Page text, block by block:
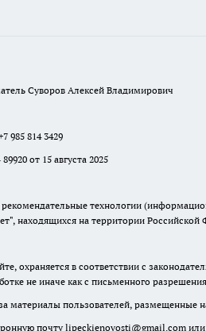
Суворов Алексей Владимирович
985 814 3429
от 15 августа 2025
технологии
находящихся на территории Российской
охраняется в соответствии с
не иначе как с письменного
материалы пользователей, размещенные
почту lipeckienovosti@gmail.com